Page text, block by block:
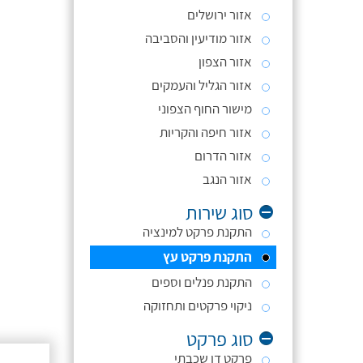
אזור ירושלים
אזור מודיעין והסביבה
אזור הצפון
אזור הגליל והעמקים
מישור החוף הצפוני
אזור חיפה והקריות
אזור הדרום
אזור הנגב
סוג שירות
התקנת פרקט למינציה
התקנת פרקט עץ
התקנת פנלים וספים
ניקוי פרקטים ותחזוקה
סוג פרקט
פרקט דו שכבתי